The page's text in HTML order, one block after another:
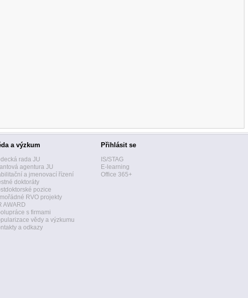
a výzkum
rada JU
agentura JU
a jmenovací řízení
doktoráty
pozice
RVO projekty
AWARD
s firmami
vědy a výzkumu
a odkazy
Přihlásit se
IS/STAG
E-learning
Office 365+